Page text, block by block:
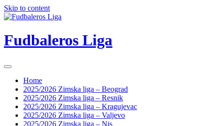
Skip to content
Fudbaleros Liga
Home
2025/2026 Zimska liga – Beograd
2025/2026 Zimska liga – Resnik
2025/2026 Zimska liga – Kragujevac
2025/2026 Zimska liga – Valjevo
2025/2026 Zimska liga – Nis